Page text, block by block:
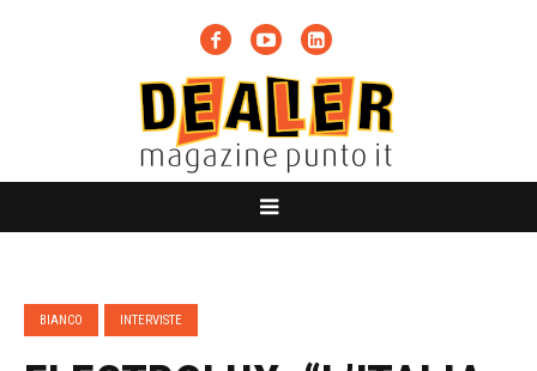
BIANCO INTERVISTE